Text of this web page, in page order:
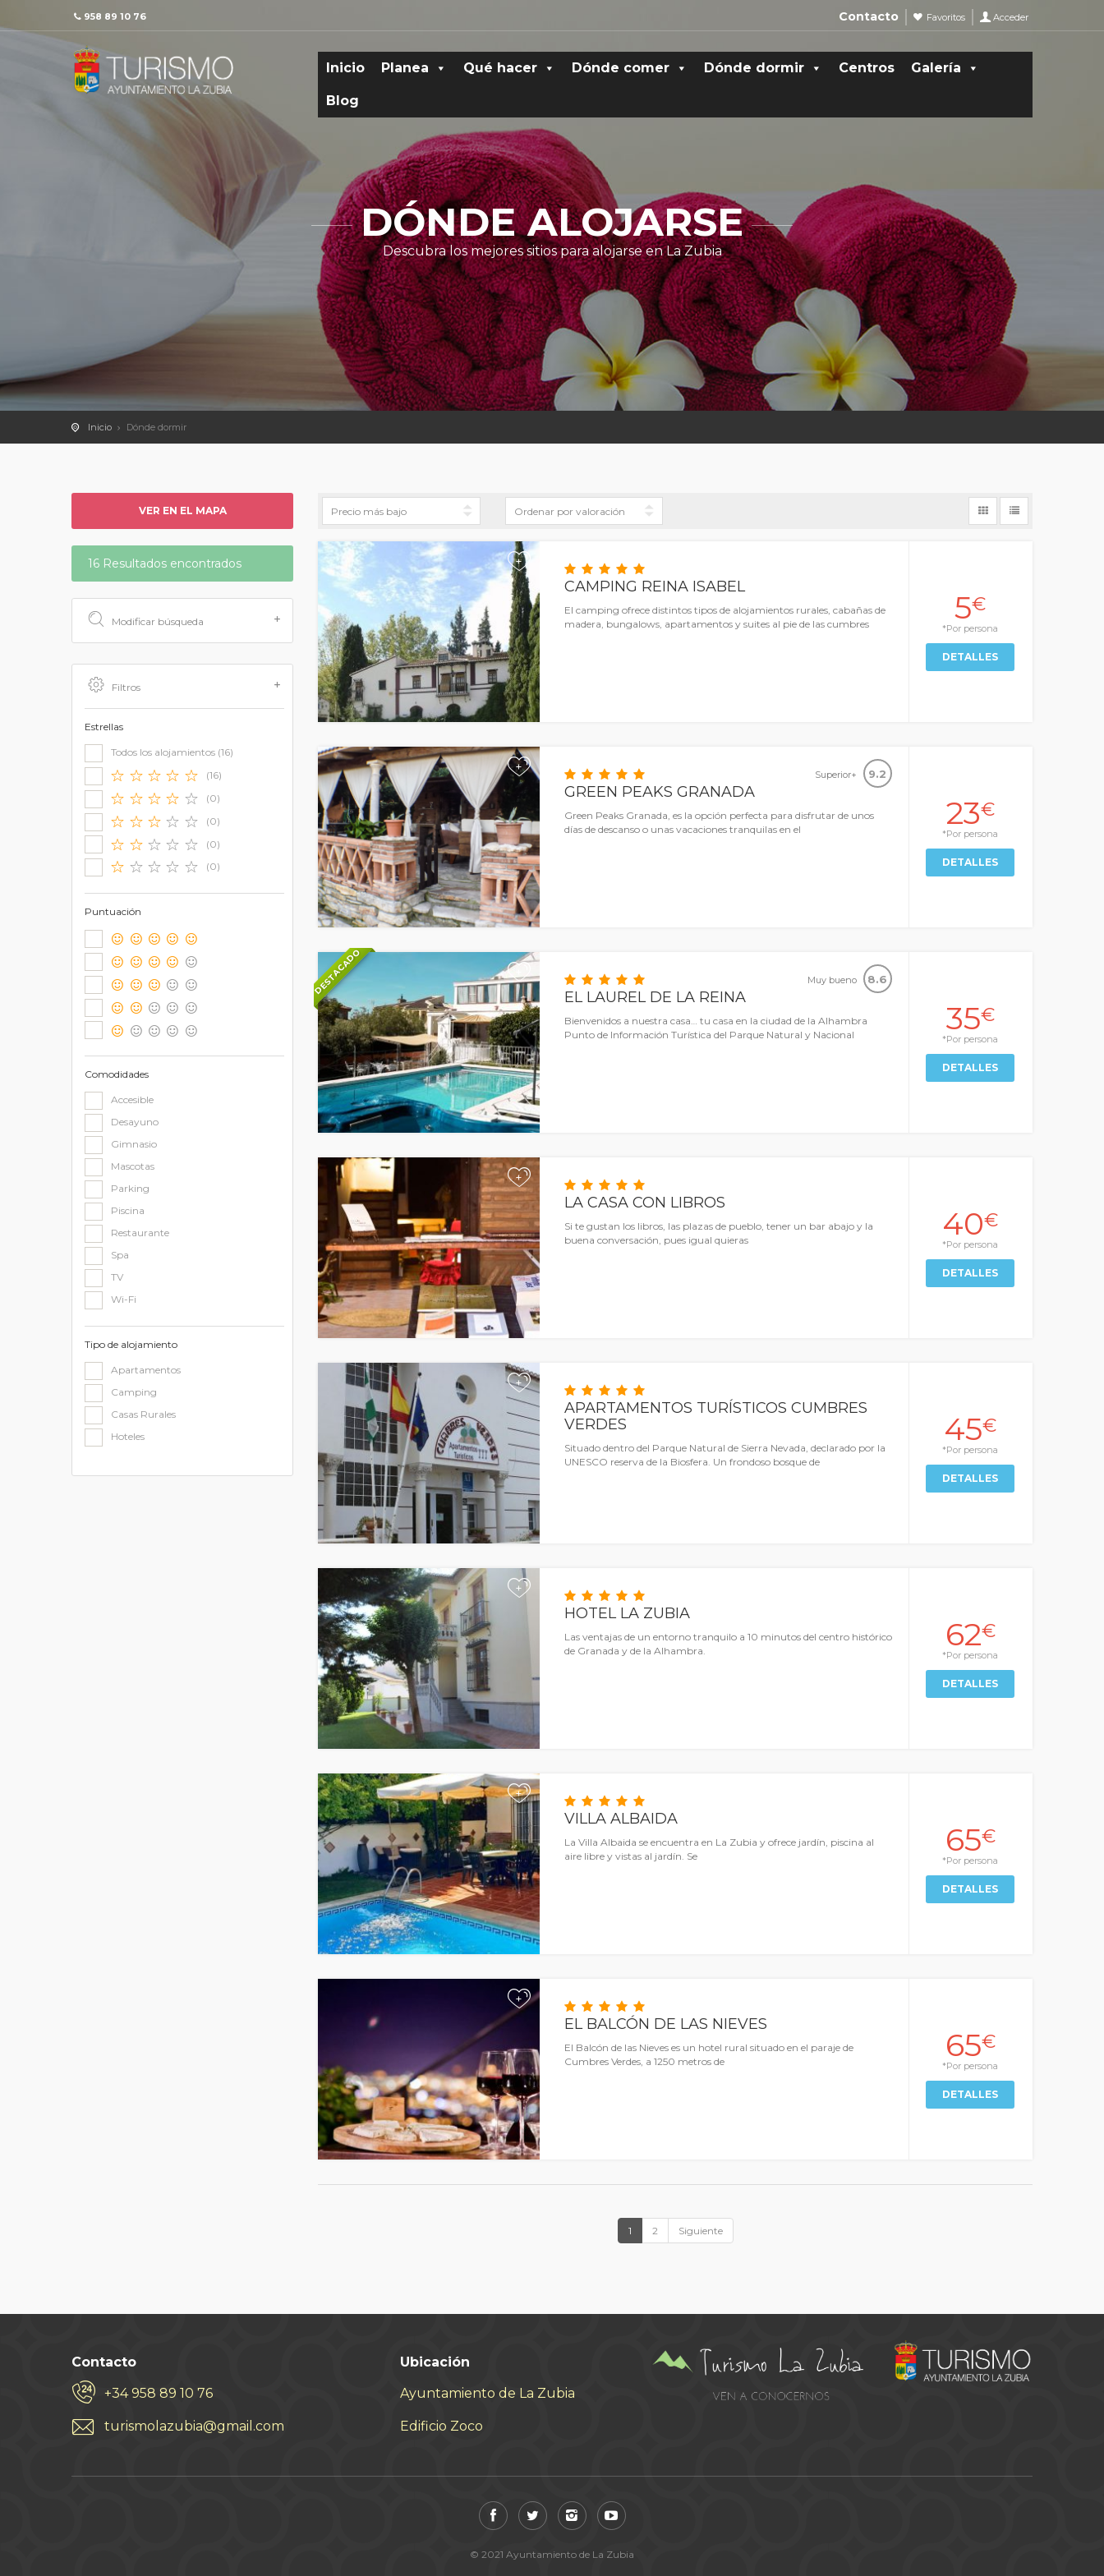
958 89 10 76 Contacto Favoritos Acceder
Inicio Planea Qué hacer Dónde comer Dónde dormir Centros Galería
Blog
DÓNDE ALOJARSE
Descubra los mejores sitios para alojarse en La Zubia
Inicio Dónde dormir
VER EN EL MAPA
16 Resultados encontrados
Modificar búsqueda
Filtros
Estrellas
Todos los alojamientos (16)
(16)
(0)
(0)
(0)
(0)
Puntuación
Comodidades
Accesible
Desayuno
Gimnasio
Mascotas
Parking
Piscina
Restaurante
Spa
TV
Wi-Fi
Tipo de alojamiento
Apartamentos
Camping
Casas Rurales
Hoteles
+
CAMPING REINA ISABEL
El camping ofrece distintos tipos de alojamientos rurales, cabañas de
madera, bungalows, apartamentos y suites al pie de las cumbres
5€
*Por persona
DETALLES
+ Superior+ 9.2
GREEN PEAKS GRANADA
Green Peaks Granada, es la opción perfecta para disfrutar de unos
días de descanso o unas vacaciones tranquilas en el
23€
*Por persona
DETALLES
DESTACADO Muy bueno 8.6
EL LAUREL DE LA REINA
Bienvenidos a nuestra casa… tu casa en la ciudad de la Alhambra
Punto de Información Turística del Parque Natural y Nacional
35€
*Por persona
DETALLES
+
LA CASA CON LIBROS
Si te gustan los libros, las plazas de pueblo, tener un bar abajo y la
buena conversación, pues igual quieras
40€
*Por persona
DETALLES
+
APARTAMENTOS TURÍSTICOS CUMBRES
VERDES
Situado dentro del Parque Natural de Sierra Nevada, declarado por la
UNESCO reserva de la Biosfera. Un frondoso bosque de
45€
*Por persona
DETALLES
+
HOTEL LA ZUBIA
Las ventajas de un entorno tranquilo a 10 minutos del centro histórico
de Granada y de la Alhambra.
62€
*Por persona
DETALLES
+
VILLA ALBAIDA
La Villa Albaida se encuentra en La Zubia y ofrece jardín, piscina al
aire libre y vistas al jardín. Se
65€
*Por persona
DETALLES
+
EL BALCÓN DE LAS NIEVES
El Balcón de las Nieves es un hotel rural situado en el paraje de
Cumbres Verdes, a 1250 metros de
65€
*Por persona
DETALLES
1 2 Siguiente
Contacto
+34 958 89 10 76
turismolazubia@gmail.com
Ubicación
Ayuntamiento de La Zubia
Edificio Zoco
© 2021 Ayuntamiento de La Zubia